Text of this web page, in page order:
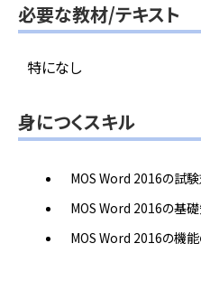
必要な教材/テキスト
特になし
身につくスキル
MOS Word 2016の試
MOS Word 2016の基
MOS Word 2016の機